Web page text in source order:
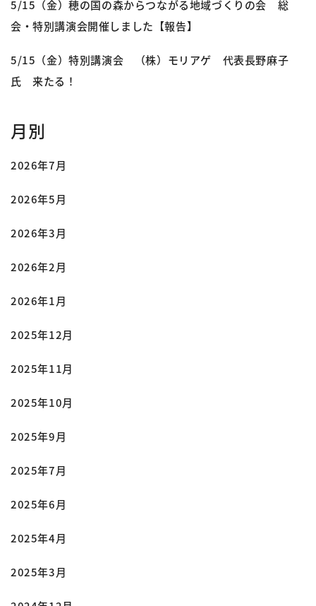
5/15（金）穂の国の森からつながる地域づくりの会 総
会・特別講演会開催しました【報告】
5/15（金）特別講演会 （株）モリアゲ 代表長野麻子
氏 来たる！
月別
2026年7月
2026年5月
2026年3月
2026年2月
2026年1月
2025年12月
2025年11月
2025年10月
2025年9月
2025年7月
2025年6月
2025年4月
2025年3月